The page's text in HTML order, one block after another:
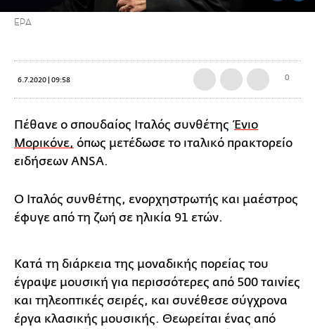
EPA
6.7.2020 | 09:58 0
Πέθανε ο σπουδαίος Ιταλός συνθέτηςΈνιο
Μορικόνε, όπως μετέδωσε το ιταλικό πρακτορείο
ειδήσεων ANSA.
Ο Ιταλός συνθέτης, ενορχηστρωτής και μαέστρος
έφυγε από τη ζωή σε ηλικία 91 ετών.
Κατά τη διάρκεια της μοναδικής πορείας του
έγραψε μουσική για περισσότερες από 500 ταινίες
και τηλεοπτικές σειρές, και συνέθεσε σύγχρονα
έργα κλασικής μουσικής. Θεωρείται ένας από